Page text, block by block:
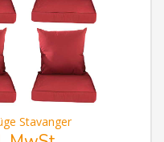
Stavanger